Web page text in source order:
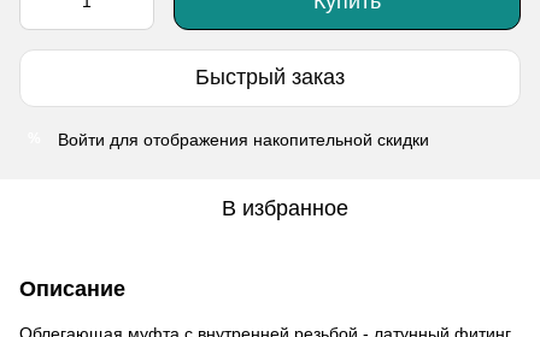
Быстрый заказ
Войти для отображения накопительной скидки
В избранное
Описание
Облегающая муфта с внутренней резьбой - латунный фитинг